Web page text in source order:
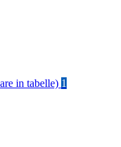
in tabelle) 1